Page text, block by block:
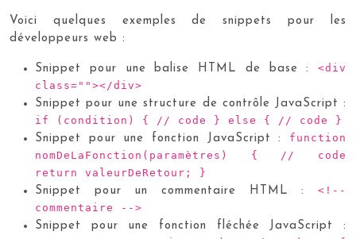
Voici quelques exemples de snippets pour les
développeurs web :
Snippet pour une balise HTML de base : <div
class=""></div>
Snippet pour une structure de contrôle JavaScript :
if (condition) { // code } else { // code }
Snippet pour une fonction JavaScript : function
nomDeLaFonction(paramètres) { // code
return valeurDeRetour; }
Snippet pour un commentaire HTML : <!--
commentaire -->
Snippet pour une fonction fléchée JavaScript :